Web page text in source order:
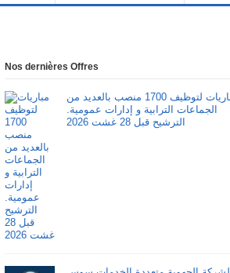
Nos dernières Offres
مباريات لتوظيف 1700 منصب بالعديد من
الجماعات الترابية و إدارات عمومية.
الترشيح قبل 28 غشت 2026